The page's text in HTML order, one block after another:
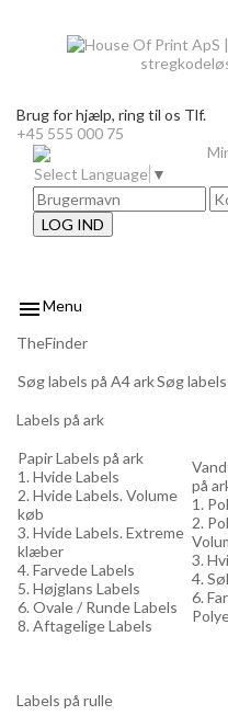
Brug for hjælp, ring til os Tlf.
+45 555 000 75
Select Language ▼
LOG IND
Menu
TheFinder
Søg labels på A4 arkSøg
Labels på ark
Papir Labels på ark
1. Hvide Labels
2. Hvide Labels. Volume
køb
3. Hvide Labels. Extreme
klæber
4. Farvede Labels
5. Højglans Labels
6. Ovale / Runde Labels
8. Aftagelige Labels
på
1.
2.
3.
4.
6.
Labels på rulle